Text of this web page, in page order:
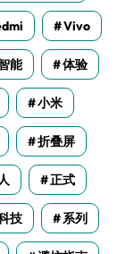
Vivo
能 体验
小米
折叠屏
正式
技 系列